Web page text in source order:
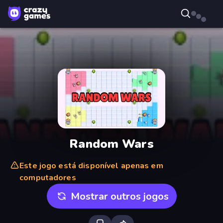
Random Wars
Este jogo está disponível apenas em
computadores
Mostrar outros jogos